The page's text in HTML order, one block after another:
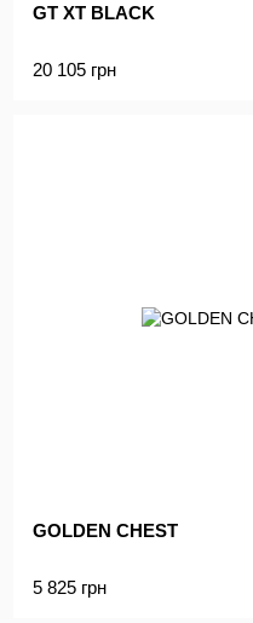
GT XT BLACK
20 105 грн
GOLDEN CHEST
5 825 грн